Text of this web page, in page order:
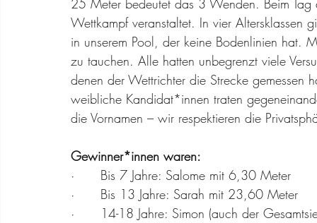
25 Meter bedeutet das 3 Wenden. Beim
Wettkampf veranstaltet. In vier
in unserem Pool, der keine Bodenlinien hat.
zu tauchen. Alle hatten unbegrenzt viele
denen der Wettrichter die Strecke
weibliche Kandidat*innen traten
die Vornamen – wir respektieren die
Gewinner*innen waren:
·      Bis 7 Jahre: Salome mit 6,30 Meter
·      Bis 13 Jahre: Sarah mit 23,60 Meter
·      14-18 Jahre: Simon (auch der